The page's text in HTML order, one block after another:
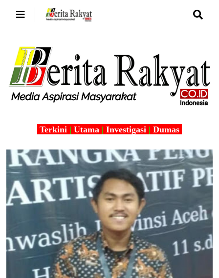
Terkini | Utama | Investigasi | Dumas